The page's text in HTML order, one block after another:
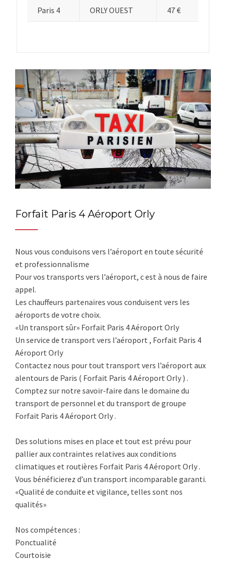
Paris 4 ORLY OUEST 47 €
Forfait Paris 4 Aéroport Orly
Nous vous conduisons vers l’aéroport en toute sécurité
et professionnalisme
Pour vos transports vers l’aéroport, c est à nous de faire
appel.
Les chauffeurs partenaires vous conduisent vers les
aéroports de votre choix.
«Un transport sûr» Forfait Paris 4 Aéroport Orly
Un service de transport vers l’aéroport , Forfait Paris 4
Aéroport Orly
Contactez nous pour tout transport vers l’aéroport aux
alentours de Paris ( Forfait Paris 4 Aéroport Orly ) .
Comptez sur notre savoir-faire dans le domaine du
transport de personnel et du transport de groupe
Forfait Paris 4 Aéroport Orly .
Des solutions mises en place et tout est prévu pour
pallier aux contraintes relatives aux conditions
climatiques et routières Forfait Paris 4 Aéroport Orly .
Vous bénéficierez d’un transport incomparable garanti.
«Qualité de conduite et vigilance, telles sont nos
qualités»
Nos compétences :
Ponctualité
Courtoisie